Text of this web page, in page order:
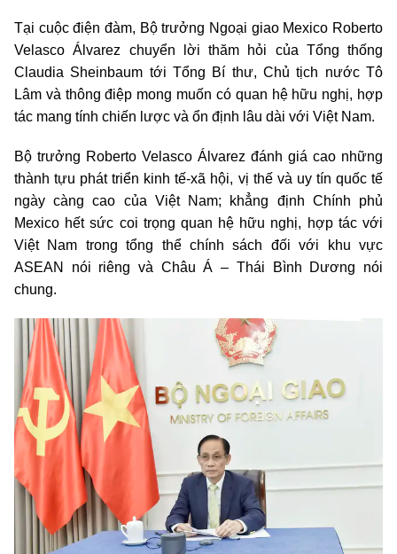
Tại cuộc điện đàm, Bộ trưởng Ngoại giao Mexico Roberto
Velasco Álvarez chuyển lời thăm hỏi của Tổng thống
Claudia Sheinbaum tới Tổng Bí thư, Chủ tịch nước Tô
Lâm và thông điệp mong muốn có quan hệ hữu nghị, hợp
tác mang tính chiến lược và ổn định lâu dài với Việt Nam.
Bộ trưởng Roberto Velasco Álvarez đánh giá cao những
thành tựu phát triển kinh tế-xã hội, vị thế và uy tín quốc tế
ngày càng cao của Việt Nam; khẳng định Chính phủ
Mexico hết sức coi trọng quan hệ hữu nghị, hợp tác với
Việt Nam trong tổng thể chính sách đối với khu vực
ASEAN nói riêng và Châu Á – Thái Bình Dương nói
chung.